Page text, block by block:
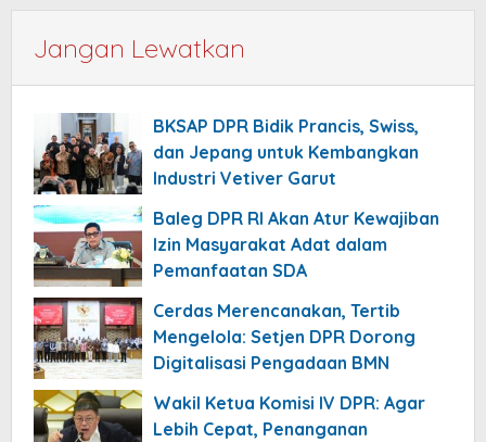
Jangan Lewatkan
BKSAP DPR Bidik Prancis, Swiss,
dan Jepang untuk Kembangkan
Industri Vetiver Garut
Baleg DPR RI Akan Atur Kewajiban
Izin Masyarakat Adat dalam
Pemanfaatan SDA
Cerdas Merencanakan, Tertib
Mengelola: Setjen DPR Dorong
Digitalisasi Pengadaan BMN
Wakil Ketua Komisi IV DPR: Agar
Lebih Cepat, Penanganan